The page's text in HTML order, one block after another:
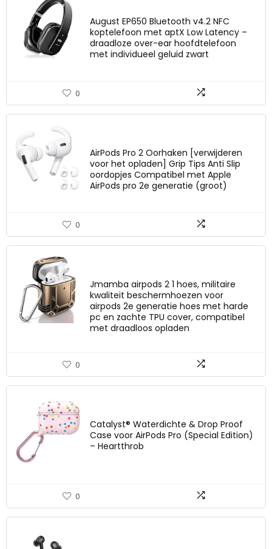
August EP650 Bluetooth v4.2 NFC
koptelefoon met aptX Low Latency –
draadloze over-ear hoofdtelefoon
met individueel geluid zwart
0
AirPods Pro 2 Oorhaken [verwijderen
voor het opladen] Grip Tips Anti Slip
oordopjes Compatibel met Apple
AirPods pro 2e generatie (groot)
0
Jmamba airpods 2 1 hoes, militaire
kwaliteit beschermhoezen voor
airpods 2e generatie hoes met harde
pc en zachte TPU cover, compatibel
met draadloos opladen
0
Catalyst® Waterdichte & Drop Proof
Case voor AirPods Pro (Special Edition)
– Heartthrob
0